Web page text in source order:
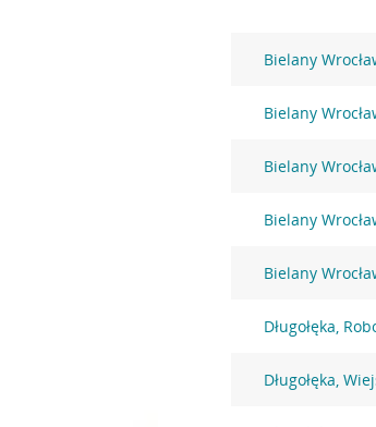
Bielany
Bielany
Bielany
Bielany
Bielany
Długołęka,
Długołęka,